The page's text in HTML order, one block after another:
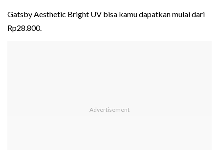
Gatsby Aesthetic Bright UV bisa kamu dapatkan mulai dari
Rp28.800.